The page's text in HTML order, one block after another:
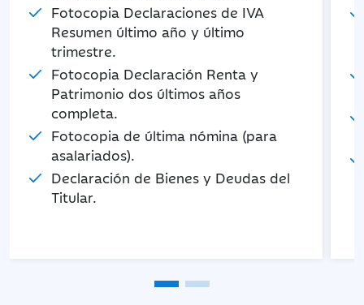
Fotocopia Declaraciones de IVA
Resumen último año y último
trimestre.
Fotocopia Declaración Renta y
Patrimonio dos últimos años
completa.
Fotocopia de última nómina (para
asalariados).
Declaración de Bienes y Deudas del
Titular.